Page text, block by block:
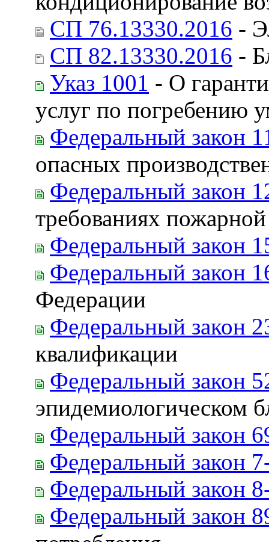
СП 76.13330.2016 -
СП 82.13330.2016 -
Указ 1001 - О
услуг по погребению
Федеральный закон
опасных
Федеральный закон
требованиях
Федеральный закон
Федеральный закон
Федерации
Федеральный закон
квалификации
Федеральный закон
эпидемиологическом
Федеральный закон
Федеральный закон
Федеральный закон
Федеральный закон